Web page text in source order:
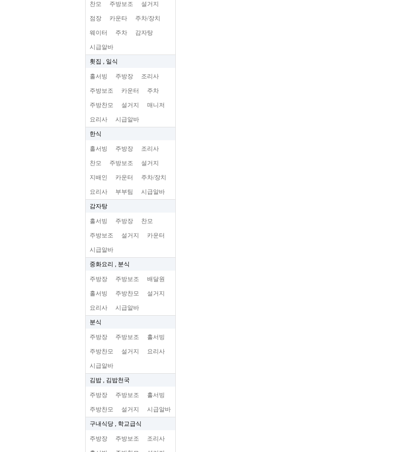
찬모 주방보조 설거지
점장 카운타 주차/장치
웨이터 주차 감자탕
시급알바
횟집 , 일식
홀서빙 주방장 조리사
주방보조 카운터 주차
주방찬모 설거지 매니저
요리사 시급알바
한식
홀서빙 주방장 조리사
찬모 주방보조 설거지
지배인 카운터 주차/장치
요리사 부부팀 시급알바
감자탕
홀서빙 주방장 찬모
주방보조 설거지 카운터
시급알바
중화요리 , 분식
주방장 주방보조 배달원
홀서빙 주방찬모 설거지
요리사 시급알바
분식
주방장 주방보조 홀서빙
주방찬모 설거지 요리사
시급알바
김밥 , 김밥천국
주방장 주방보조 홀서빙
주방찬모 설거지 시급알바
구내식당 , 학교급식
주방장 주방보조 조리사